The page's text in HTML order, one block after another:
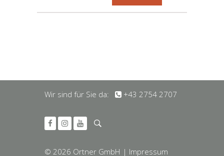
Wir sind für Sie da: +43 2754 2707
© 2026 Ortner GmbH | Impressum